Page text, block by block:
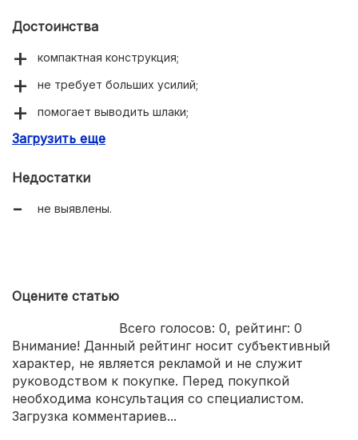
Достоинства
компактная конструкция;
не требует больших усилий;
помогает выводить шлаки;
дорожный вариант.
Загрузить еще
Недостатки
не выявлены.
Оцените статью
Всего голосов: 0, рейтинг: 0
Внимание! Данный рейтинг носит субъективный
характер, не является рекламой и не служит
руководством к покупке. Перед покупкой
необходима консультация со специалистом.
Загрузка комментариев...